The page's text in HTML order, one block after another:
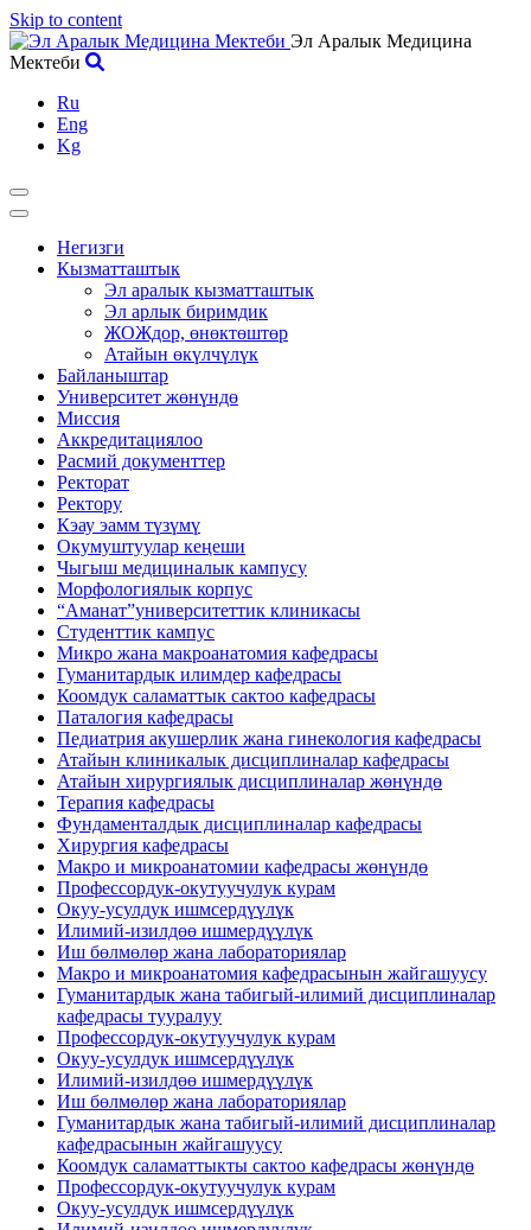
Skip to content
Эл Аралык Медицина
Мектеби
Ru
Eng
Kg
Негизги
Кызматташтык
Эл аралык кызматташтык
Эл арлык биримдик
ЖОЖдор, өнөктөштөр
Атайын өкүлчүлүк
Байланыштар
Университет жөнүндө
Миссия
Аккредитациялоо
Расмий документтер
Ректорат
Ректору
Кэау эамм түзүмү
Окумуштуулар кеңеши
Чыгыш медициналык кампусу
Морфологиялык корпус
“Аманат”университеттик клиникасы
Студенттик кампус
Микро жана макроанатомия кафедрасы
Гуманитардык илимдер кафедрасы
Коомдук саламаттык сактоо кафедрасы
Паталогия кафедрасы
Педиатрия акушерлик жана гинекология кафедрасы
Атайын клиникалык дисциплиналар кафедрасы
Атайын хирургиялык дисциплиналар жөнүндө
Терапия кафедрасы
Фундаменталдык дисциплиналар кафедрасы
Хирургия кафедрасы
Макро и микроанатомии кафедрасы жөнүндө
Профессордук-окутуучулук курам
Окуу-усулдук ишмсердүүлүк
Илимий-изилдөө ишмердүүлүк
Иш бөлмөлөр жана лабораториялар
Макро и микроанатомия кафедрасынын жайгашуусу
Гуманитардык жана табигый-илимий дисциплиналар
кафедрасы тууралуу
Профессордук-окутуучулук курам
Окуу-усулдук ишмсердүүлүк
Илимий-изилдөө ишмердүүлүк
Иш бөлмөлөр жана лабораториялар
Гуманитардык жана табигый-илимий дисциплиналар
кафедрасынын жайгашуусу
Коомдук саламаттыкты сактоо кафедрасы жөнүндө
Профессордук-окутуучулук курам
Окуу-усулдук ишмсердүүлүк